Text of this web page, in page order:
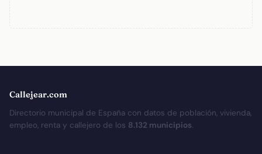
Callejear.com
Directorio municipal de España con datos de población, vivienda,
empleo, renta y callejero de los 8.132 municipios.